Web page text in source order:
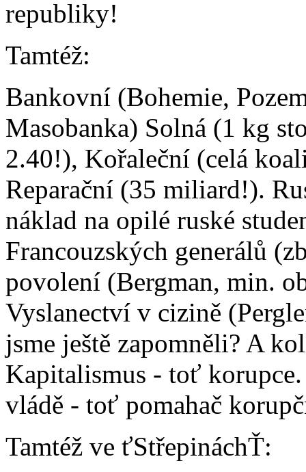
republiky!
Tamtéž:
Bankovní (Bohemie,
Masobanka) Solná (1 kg
2.40!), Kořaleční (celá
Reparační (35 miliard!).
náklad na opilé ruské
Francouzských generálů
povolení (Bergman, min.
Vyslanectví v cizině
jsme ještě zapomněli? A
Kapitalismus - toť
vládě - toť pomahač
Tamtéž ve ťStřepináchŤ: